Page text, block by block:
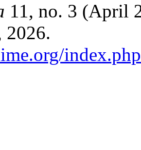
11, no. 3 (April
2026.